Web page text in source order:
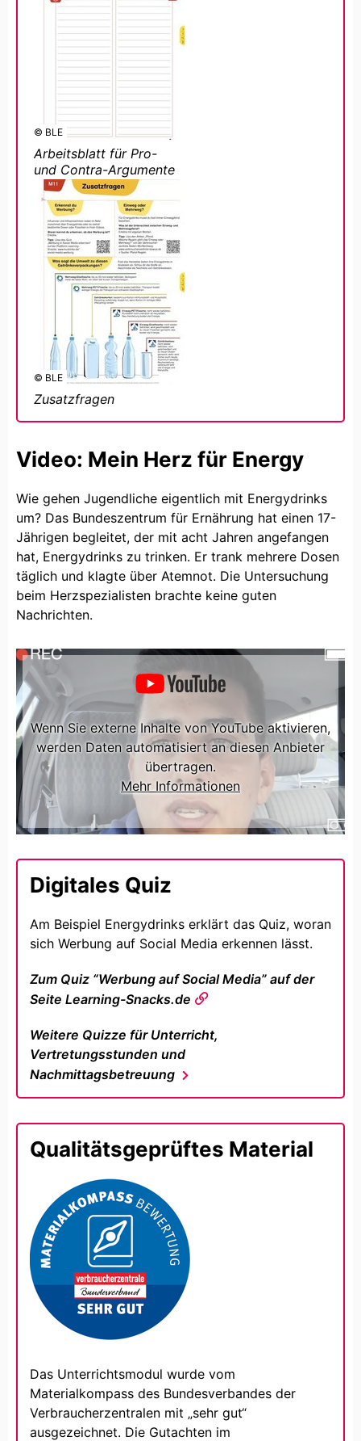
© BLE
Arbeitsblatt für Pro-
und Contra-Argumente
© BLE
Zusatzfragen
Video: Mein Herz für Energy
Wie gehen Jugendliche eigentlich mit Energydrinks
um? Das Bundeszentrum für Ernährung hat einen 17-
Jährigen begleitet, der mit acht Jahren angefangen
hat, Energydrinks zu trinken. Er trank mehrere Dosen
täglich und klagte über Atemnot. Die Untersuchung
beim Herzspezialisten brachte keine guten
Nachrichten.
Wenn Sie externe Inhalte von YouTube aktivieren,
werden Daten automatisiert an diesen Anbieter
übertragen.
Mehr Informationen
DAUERHAFT AKTIVIEREN
Digitales Quiz
Am Beispiel Energydrinks erklärt das Quiz, woran
sich Werbung auf Social Media erkennen lässt.
Zum Quiz “Werbung auf Social Media” auf der
Seite Learning-Snacks.de
Weitere Quizze für Unterricht,
Vertretungsstunden und
Nachmittagsbetreuung
Qualitätsgeprüftes Material
Das Unterrichtsmodul wurde vom
Materialkompass des Bundesverbandes der
Verbraucherzentralen mit „sehr gut“
ausgezeichnet. Die Gutachten im